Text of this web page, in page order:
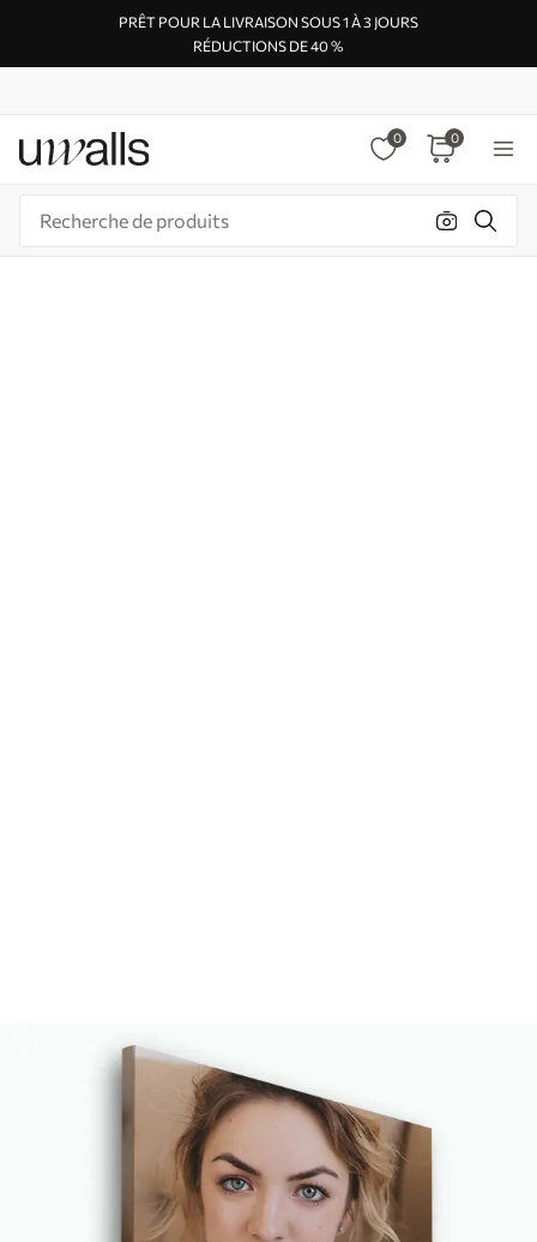
PRÊT POUR LA LIVRAISON SOUS 1 À 3 JOURS
RÉDUCTIONS DE 40 %
0 0